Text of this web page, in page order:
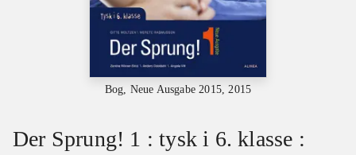
Bog, Neue Ausgabe 2015, 2015
Der Sprung! 1 : tysk i 6. klasse :